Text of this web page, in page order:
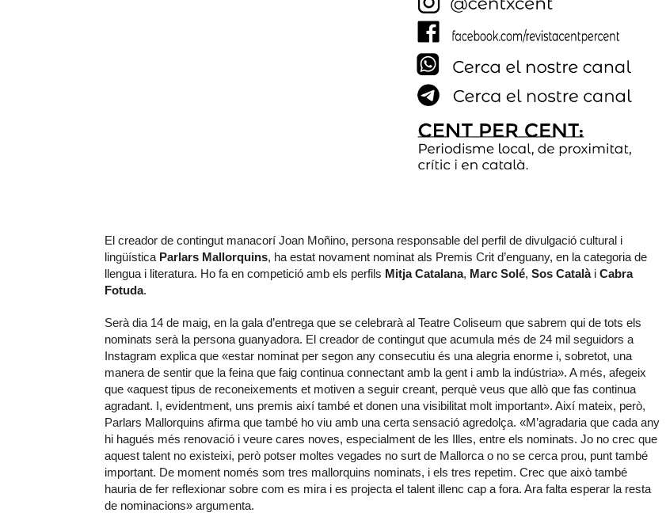
El creador de contingut manacorí Joan Moñino, persona responsable del perfil de divulgació cultural i
lingüística Parlars Mallorquins, ha estat novament nominat als Premis Crit d’enguany, en la categoria de
llengua i literatura. Ho fa en competició amb els perfils Mitja Catalana, Marc Solé, Sos Catalài Cabra
Fotuda.
Serà dia 14 de maig, en la gala d’entrega que se celebrarà al Teatre Coliseum que sabrem qui de tots els
nominats serà la persona guanyadora. El creador de contingut que acumula més de 24 mil seguidors a
Instagram explica que «estar nominat per segon any consecutiu és una alegria enorme i, sobretot, una
manera de sentir que la feina que faig continua connectant amb la gent i amb la indústria». A més, afegeix
que «aquest tipus de reconeixements et motiven a seguir creant, perquè veus que allò que fas continua
agradant. I, evidentment, uns premis així també et donen una visibilitat molt important». Així mateix, però,
Parlars Mallorquins afirma que també ho viu amb una certa sensació agredolça. «M’agradaria que cada any
hi hagués més renovació i veure cares noves, especialment de les Illes, entre els nominats. Jo no crec que
aquest talent no existeixi, però potser moltes vegades no surt de Mallorca o no se cerca prou, punt també
important. De moment només som tres mallorquins nominats, i els tres repetim. Crec que això també
hauria de fer reflexionar sobre com es mira i es projecta el talent illenc cap a fora. Ara falta esperar la resta
de nominacions» argumenta.